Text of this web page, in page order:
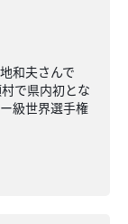
和夫さんで
で県内初とな
級世界選手権